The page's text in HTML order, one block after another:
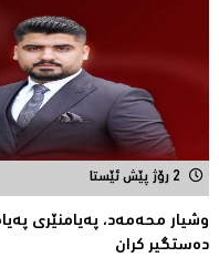
2 رۆژ پێش ئێستا
وشیار محه‌مه‌د، په‌یامنێری
ده‌ستگیر كران